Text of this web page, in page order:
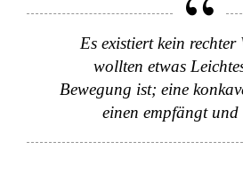
Es existiert kein rechter
wollten etwas
Bewegung ist; eine
einen empfängt